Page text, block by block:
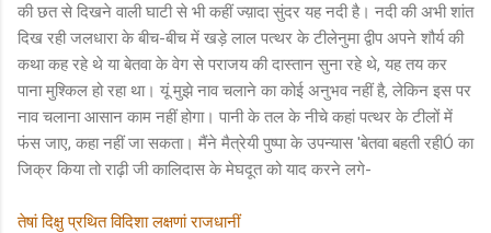
की छत से दिखने वाली घाटी से भी कहीं ज्य़ादा सुंदर यह नदी है। नदी की अभी शांत
दिख रही जलधारा के बीच-बीच में खड़े लाल पत्थर के टीलेनुमा द्वीप अपने शौर्य की
कथा कह रहे थे या बेतवा के वेग से पराजय की दास्तान सुना रहे थे, यह तय कर
पाना मुश्किल हो रहा था। यूं मुझे नाव चलाने का कोई अनुभव नहीं है, लेकिन इस पर
नाव चलाना आसान काम नहीं होगा। पानी के तल के नीचे कहां पत्थर के टीलों में
फंस जाए, कहा नहीं जा सकता। मैंने मैत्रेयी पुष्पा के उपन्यास 'बेतवा बहती रहीÓ का
जिक्र किया तो राढ़ी जी कालिदास के मेघदूत को याद करने लगे-
तेषां दिक्षु प्रथित विदिशा लक्षणां राजधानीं